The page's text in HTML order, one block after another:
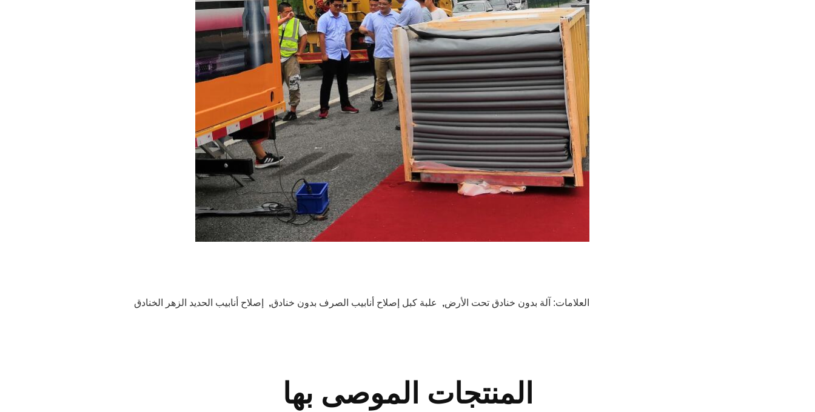
العلامات: آلة بدون خنادق تحت الأرض, علبة كبل إصلاح أنابيب الصرف بدون خنادق, إصلاح أنابيب الحديد الزهر الخنادق
المنتجات الموصى بها